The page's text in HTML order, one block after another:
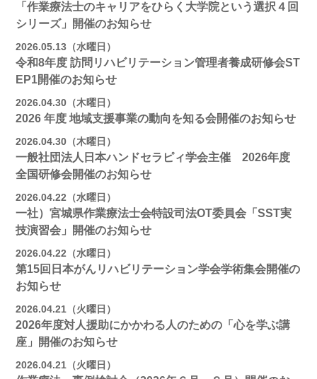
「作業療法士のキャリアをひらく大学院という選択４回
シリーズ」開催のお知らせ
2026.05.13（水曜日）
令和8年度 訪問リハビリテーション管理者養成研修会ST
EP1開催のお知らせ
2026.04.30（木曜日）
2026 年度 地域支援事業の動向を知る会開催のお知らせ
2026.04.30（木曜日）
一般社団法人日本ハンドセラピィ学会主催 2026年度
全国研修会開催のお知らせ
2026.04.22（水曜日）
一社）宮城県作業療法士会特設司法OT委員会「SST実
技演習会」開催のお知らせ
2026.04.22（水曜日）
第15回日本がんリハビリテーション学会学術集会開催の
お知らせ
2026.04.21（火曜日）
2026年度対人援助にかかわる人のための「心を学ぶ講
座」開催のお知らせ
2026.04.21（火曜日）